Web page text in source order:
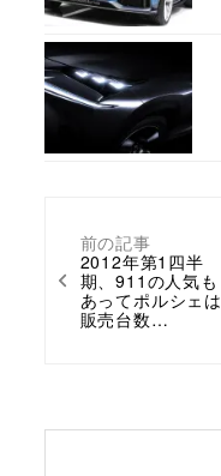
前の記事
2012年第1四半
期、911の人気も
あってポルシェは
販売台数…